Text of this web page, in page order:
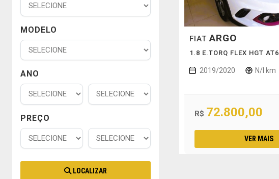
MODELO
ANO
PREÇO
LOCALIZAR
FIATARGO
1.8 E.TORQ FLEX HGT AT6
2019/2020 N/I km
R$ 72.800,00
VER MAIS